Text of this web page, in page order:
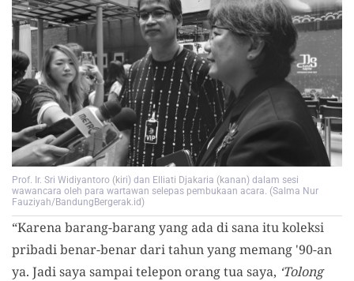
Prof. Ir. Sri Widiyantoro (kiri) dan Elliati Djakaria (kanan) dalam sesi
wawancara oleh para wartawan selepas pembukaan acara. (Salma Nur
Fauziyah/BandungBergerak.id)
“Karena barang-barang yang ada di sana itu koleksi
pribadi benar-benar dari tahun yang memang '90-an
ya. Jadi saya sampai telepon orang tua saya, ‘Tolong